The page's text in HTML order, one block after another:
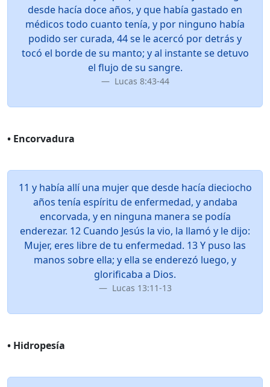
desde hacía doce años, y que había gastado en
médicos todo cuanto tenía, y por ninguno había
podido ser curada, 44 se le acercó por detrás y
tocó el borde de su manto; y al instante se detuvo
el flujo de su sangre.
Lucas 8:43-44
• Encorvadura
11 y había allí una mujer que desde hacía dieciocho
años tenía espíritu de enfermedad, y andaba
encorvada, y en ninguna manera se podía
enderezar. 12 Cuando Jesús la vio, la llamó y le dijo:
Mujer, eres libre de tu enfermedad. 13 Y puso las
manos sobre ella; y ella se enderezó luego, y
glorificaba a Dios.
Lucas 13:11-13
• Hidropesía